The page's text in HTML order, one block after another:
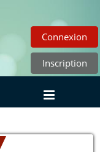
Connexion
Inscription